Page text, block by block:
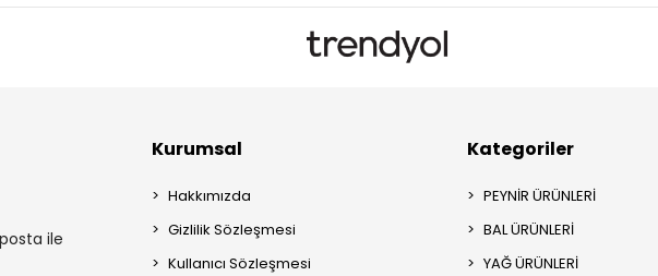
ile
Kurumsal
Hakkımızda
Gizlilik Sözleşmesi
Kullanıcı Sözleşmesi
Kategoriler
PEYNİR ÜRÜNLERİ
BAL ÜRÜNLERİ
YAĞ ÜRÜNLERİ